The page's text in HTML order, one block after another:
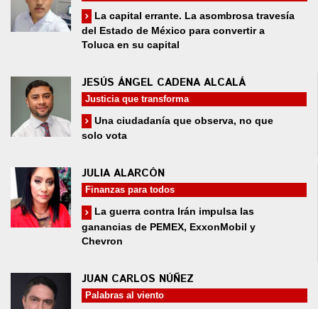
La capital errante. La asombrosa travesía
del Estado de México para convertir a
Toluca en su capital
JESÚS ÁNGEL CADENA ALCALÁ
Justicia que transforma
Una ciudadanía que observa, no que
solo vota
JULIA ALARCÓN
Finanzas para todos
La guerra contra Irán impulsa las
ganancias de PEMEX, ExxonMobil y
Chevron
JUAN CARLOS NÚÑEZ
Palabras al viento